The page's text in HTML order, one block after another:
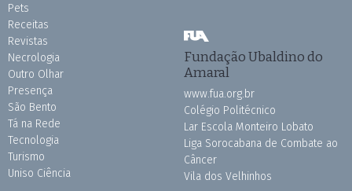
Pets
Receitas
Revistas
Necrologia
Outro Olhar
Presença
São Bento
Tá na Rede
Tecnologia
Turismo
Uniso Ciência
Fundação Ubaldino do
Amaral
www.fua.org.br
Colégio Politécnico
Lar Escola Monteiro Lobato
Liga Sorocabana de Combate ao
Câncer
Vila dos Velhinhos